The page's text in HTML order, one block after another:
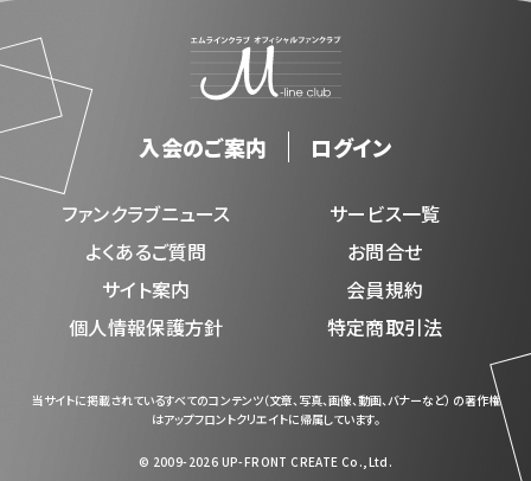
入会のご案内 ログイン
ファンクラブニュース
サービス一覧
よくあるご質問
お問合せ
サイト案内
会員規約
個人情報保護方針
特定商取引法
当サイトに掲載されているすべてのコンテンツ（文章、写真、画像、動画、バナーなど） の著作権
はアップフロントクリエイトに帰属しています。
© 2009-2026 UP-FRONT CREATE Co.,Ltd.